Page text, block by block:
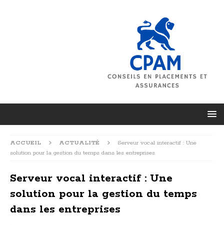
ACCUEIL ACTUALITÉ
Serveur vocal interactif : Une
solution pour la gestion du temps dans les entreprises
Serveur vocal interactif : Une
solution pour la gestion du temps
dans les entreprises